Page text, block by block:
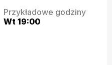
Przykładowe godziny
Wt 19:00